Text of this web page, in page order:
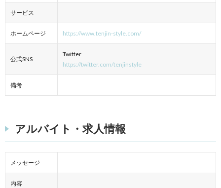
サービス
ホームページ https://www.tenjin-style.com/
公式SNS
Twitter
https://twitter.com/tenjinstyle
備考
アルバイト・求人情報
メッセージ
内容